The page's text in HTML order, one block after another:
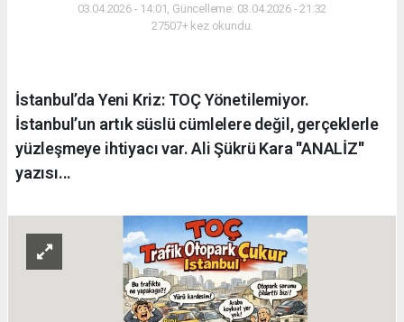
03.04.2026 - 14:01, Güncelleme: 03.04.2026 - 21:32
27507+ kez okundu.
İstanbul’da Yeni Kriz: TOÇ Yönetilemiyor.
İstanbul’un artık süslü cümlelere değil, gerçeklerle
yüzleşmeye ihtiyacı var. Ali Şükrü Kara ''ANALİZ''
yazısı...